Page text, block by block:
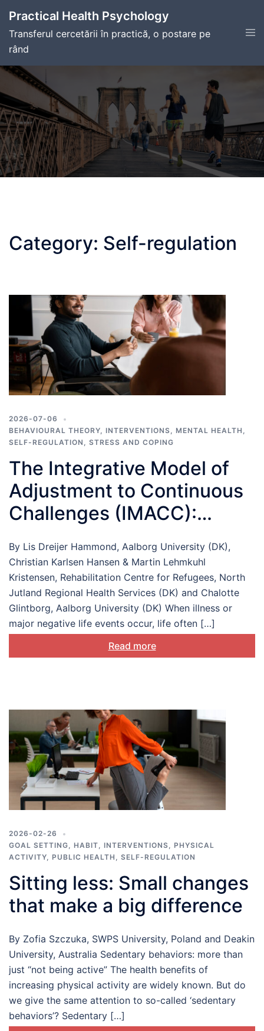
content
Practical Health Psychology
Transferul cercetării în practică, o postare pe
rând
Category: Self-regulation
2026-07-06
BEHAVIOURAL THEORY, INTERVENTIONS, MENTAL HEALTH ,
SELF-REGULATION , STRESS AND COPING
The Integrative Model of
Adjustment to Continuous
Challenges (IMACC):
supporting
biopsychosocial
adjustment
By Lis Dreijer Hammond, Aalborg University (DK),
Christian Karlsen Hansen & Martin Lehmkuhl
Kristensen, Rehabilitation Centre for Refugees, North
Jutland Regional Health Services (DK) and Chalotte
Glintborg, Aalborg University (DK) When illness or
major negative life events occur, life often […]
Read more
2026-02-26
GOAL SETTING, HABIT, INTERVENTIONS, PHYSICAL
ACTIVITY, PUBLIC HEALTH , SELF-REGULATION
Sitting less: Small changes
that make a big difference
By Zofia Szczuka, SWPS University, Poland and Deakin
University, Australia Sedentary behaviors: more than
just “not being active” The health benefits of
increasing physical activity are widely known. But do
we give the same attention to so-called ‘sedentary
behaviors’? Sedentary […]